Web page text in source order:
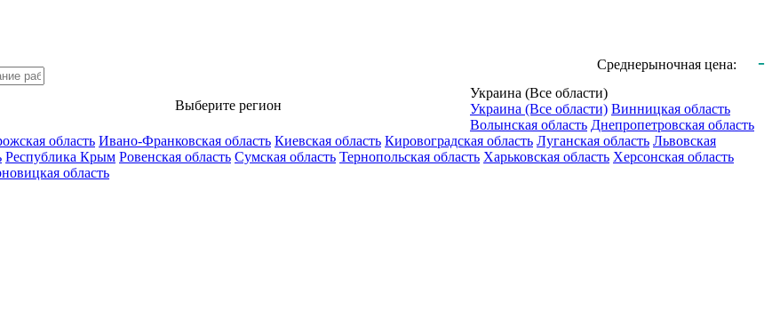
Среднерыночная цена: -
Выберите регион
Украина (Все области)
Украина (Все области) Винницкая область
Волынская область Днепропетровская область
область Ивано-Франковская область Киевская область Кировоградская область Луганская область Львовская
Республика Крым Ровенская область Сумская область Тернопольская область Харьковская область Херсонская область
область